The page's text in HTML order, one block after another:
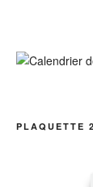
PLAQUETTE